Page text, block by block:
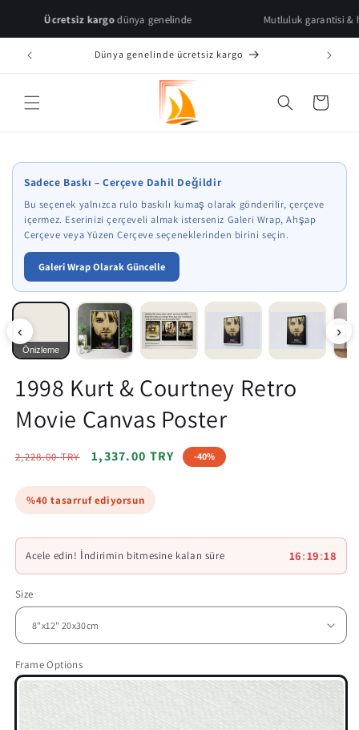
content
Ücretsiz kargodünya genelinde Mutluluk garantisi & hızlı
Dünya genelinde ücretsiz kargo
Cart
Sadece Baskı – Çerçeve Dahil Değildir
Bu seçenek yalnızca rulo baskılı kumaş olarak gönderilir, çerçeve
içermez. Eserinizi çerçeveli almak isterseniz Galeri Wrap, Ahşap
Çerçeve veya Yüzen Çerçeve seçeneklerinden birini seçin.
Galeri Wrap Olarak Güncelle
‹ ›
Önizleme
1998 Kurt & Courtney Retro
Movie Canvas Poster
Regular
2,228.00 TRY
Sale
1,337.00 TRY -40%
%40 tasarruf ediyorsun
Acele edin! İndirimin bitmesine kalan süre 16:19:16
Size
Frame Options